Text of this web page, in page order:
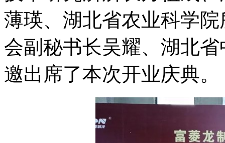
薄瑛、湖北省农业科学
会副秘书长吴耀、湖北
邀出席了本次开业庆典。